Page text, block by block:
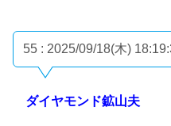
55 : 2025/09/18(木)
ダイヤモンド鉱山夫